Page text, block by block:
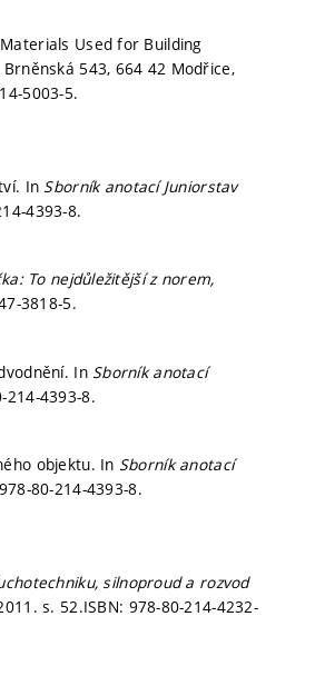
Materials Used for Building
543, 664 42 Modřice,
5003-5.
In Sborník anotací Juniorstav
4393-8.
To nejdůležitější z norem,
3818-5.
In Sborník anotací
214-4393-8.
objektu. In Sborník anotací
80-214-4393-8.
silnoproud a rozvod
s. 52.ISBN: 978-80-214-4232-